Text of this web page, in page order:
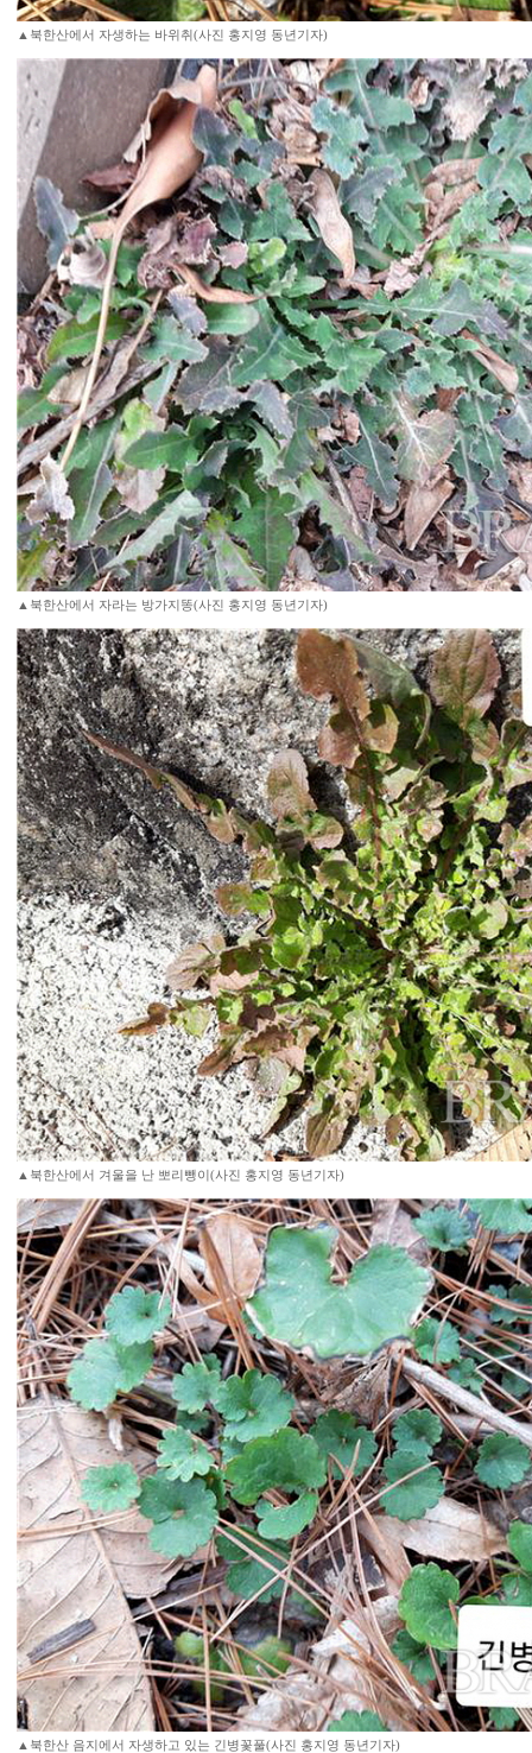
▲북한산에서 자생하는 바위취(사진 홍지영 동년기자)
▲북한산에서 자라는 방가지똥(사진 홍지영 동년기자)
▲북한산에서 겨울을 난 뽀리뺑이(사진 홍지영 동년기자)
▲북한산 음지에서 자생하고 있는 긴병꽃풀(사진 홍지영 동년기자)